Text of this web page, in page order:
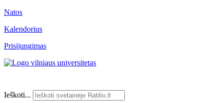
Natos
Kalendorius
Prisijungimas
Ieškoti...